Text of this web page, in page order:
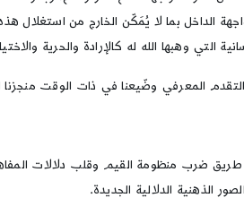
الداخل بما لا يُمَكّن الخارج من استغلال
وهبها الله له كالإرادة والحرية
المعرفي وضّيعنا في ذات الوقت منجزنا
ضرب منظومة القيم وقلب دلالات
الذهنية الدلالية الجديدة.